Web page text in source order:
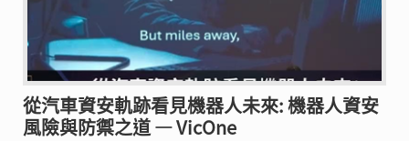
從汽車資安軌跡看見機器人未來: 機器人資安
風險與防禦之道 — VicOne